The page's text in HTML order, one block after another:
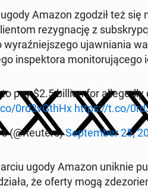
Amazon zgodził też
re­zy­gna­cję z
wy­raź­niej­sze­go ujaw­nia­nia
in­spek­to­ra mo­ni­to­ru­ją­ce­go
pay $2.5 billion for
0rd3vGthHx https://t.co/
(@Reuters)Sep­tem­ber 25,
ugody Amazon uniknie
że oferty mogą